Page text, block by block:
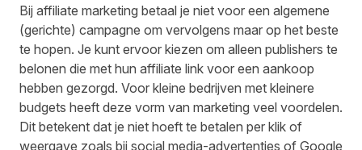
Bij affiliate marketing betaal je niet voor een algemene
(gerichte) campagne om vervolgens maar op het beste
te hopen. Je kunt ervoor kiezen om alleen publishers te
belonen die met hun affiliate link voor een aankoop
hebben gezorgd. Voor kleine bedrijven met kleinere
budgets heeft deze vorm van marketing veel voordelen.
Dit betekent dat je niet hoeft te betalen per klik of
weergave zoals bij social media-advertenties of Google